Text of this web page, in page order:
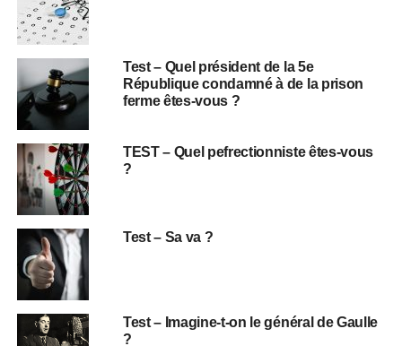
Test – Quel président de la 5e
République condamné à de la prison
ferme êtes-vous ?
TEST – Quel pefrectionniste êtes-vous
?
Test – Sa va ?
Test – Imagine-t-on le général de Gaulle
?